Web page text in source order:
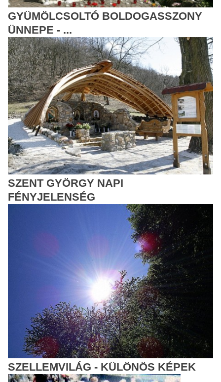
GYÜMÖLCSOLTÓ BOLDOGASSZONY
ÜNNEPE - ...
SZENT GYÖRGY NAPI
FÉNYJELENSÉG
SZELLEMVILÁG - KÜLÖNÖS KÉPEK